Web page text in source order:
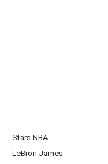
Stars NBA
LeBron James